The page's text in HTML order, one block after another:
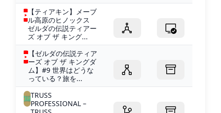
【ティアキン】メーブ
ル高原のヒノックス
ゼルダの伝説ティアー
ズ オブ ザ キング...
【ゼルダの伝説ティア
ーズ オブ ザ キングダ
ム】#9 世界はどうな
っている？旅を...
TRUSS
PROFESSIONAL –